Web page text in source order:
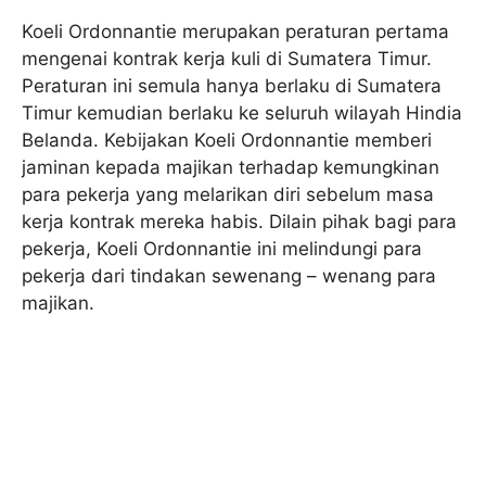
Koeli Ordonnantie merupakan peraturan pertama
mengenai kontrak kerja kuli di Sumatera Timur.
Peraturan ini semula hanya berlaku di Sumatera
Timur kemudian berlaku ke seluruh wilayah Hindia
Belanda. Kebijakan Koeli Ordonnantie memberi
jaminan kepada majikan terhadap kemungkinan
para pekerja yang melarikan diri sebelum masa
kerja kontrak mereka habis. Dilain pihak bagi para
pekerja, Koeli Ordonnantie ini melindungi para
pekerja dari tindakan sewenang – wenang para
majikan.